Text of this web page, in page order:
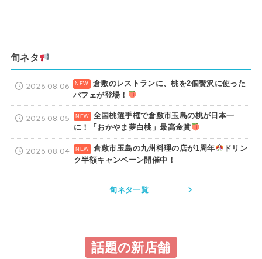
旬ネタ
倉敷のレストランに、桃を2個贅沢に使った
パフェが登場！
2026.08.06
全国桃選手権で倉敷市玉島の桃が日本一
に！「おかやま夢白桃」最高金賞
2026.08.05
倉敷市玉島の九州料理の店が1周年
ドリン
ク半額キャンペーン開催中！
2026.08.04
旬ネタ一覧
話題の新店舗